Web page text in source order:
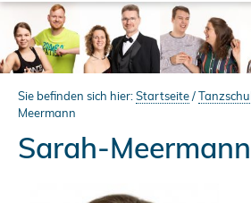
Sie befinden sich hier:Startseite/
Meermann
Sarah-Meermann